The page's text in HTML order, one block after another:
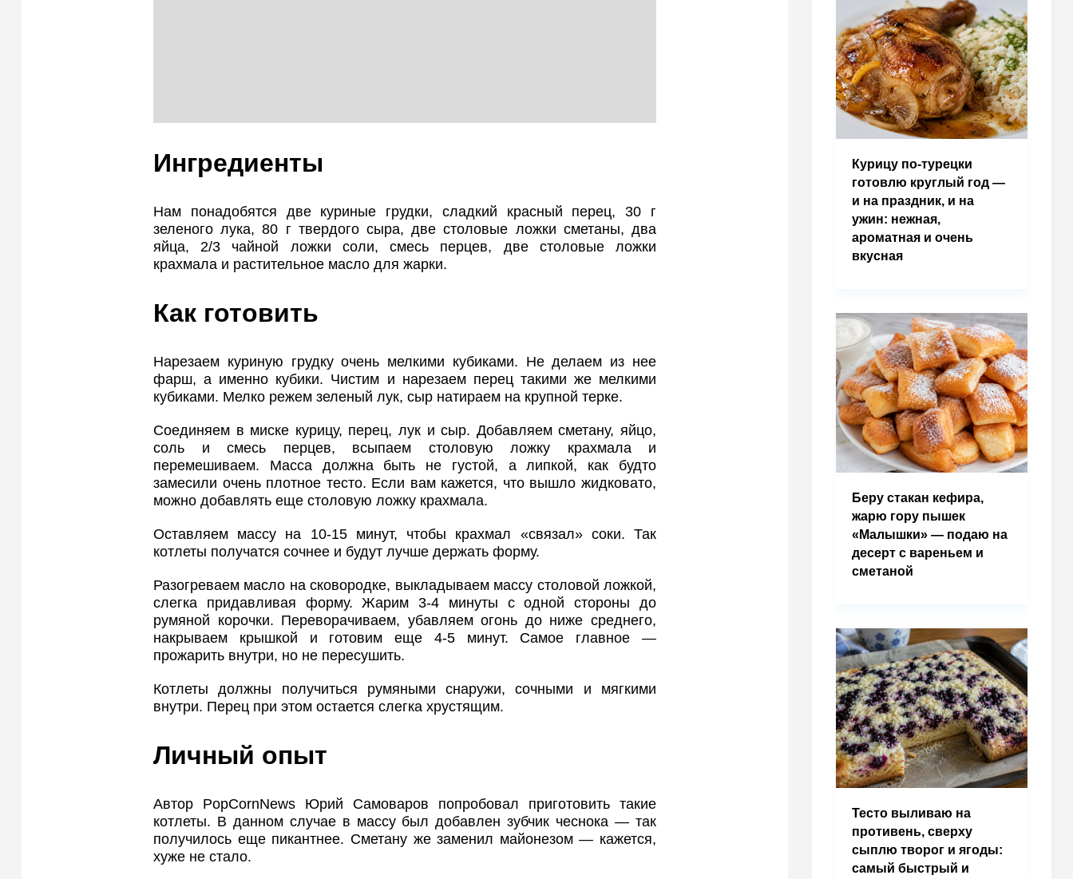
Ингредиенты
Нам понадобятся две куриные грудки, сладкий красный перец, 30 г
зеленого лука, 80 г твердого сыра, две столовые ложки сметаны, два
яйца, 2/3 чайной ложки соли, смесь перцев, две столовые ложки
крахмала и растительное масло для жарки.
Как готовить
Нарезаем куриную грудку очень мелкими кубиками. Не делаем из нее
фарш, а именно кубики. Чистим и нарезаем перец такими же мелкими
кубиками. Мелко режем зеленый лук, сыр натираем на крупной терке.
Соединяем в миске курицу, перец, лук и сыр. Добавляем сметану, яйцо,
соль и смесь перцев, всыпаем столовую ложку крахмала и
перемешиваем. Масса должна быть не густой, а липкой, как будто
замесили очень плотное тесто. Если вам кажется, что вышло жидковато,
можно добавлять еще столовую ложку крахмала.
Оставляем массу на 10-15 минут, чтобы крахмал «связал» соки. Так
котлеты получатся сочнее и будут лучше держать форму.
Разогреваем масло на сковородке, выкладываем массу столовой ложкой,
слегка придавливая форму. Жарим 3-4 минуты с одной стороны до
румяной корочки. Переворачиваем, убавляем огонь до ниже среднего,
накрываем крышкой и готовим еще 4-5 минут. Самое главное —
прожарить внутри, но не пересушить.
Котлеты должны получиться румяными снаружи, сочными и мягкими
внутри. Перец при этом остается слегка хрустящим.
Личный опыт
Автор PopCornNews Юрий Самоваров попробовал приготовить такие
котлеты. В данном случае в массу был добавлен зубчик чеснока — так
получилось еще пикантнее. Сметану же заменил майонезом — кажется,
хуже не стало.
Курицу по-турецки
готовлю круглый год —
и на праздник, и на
ужин: нежная,
ароматная и очень
вкусная
Беру стакан кефира,
жарю гору пышек
«Малышки» — подаю на
десерт с вареньем и
сметаной
Тесто выливаю на
противень, сверху
сыплю творог и ягоды:
самый быстрый и